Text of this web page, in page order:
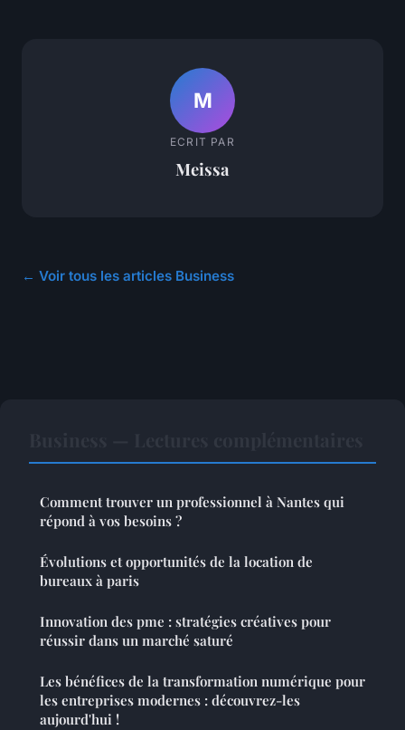
M
ECRIT PAR
Meissa
← Voir tous les articles Business
Comment trouver un professionnel à Nantes qui
répond à vos besoins ?
Évolutions et opportunités de la location de
bureaux à paris
Innovation des pme : stratégies créatives pour
réussir dans un marché saturé
Les bénéfices de la transformation numérique pour
les entreprises modernes : découvrez-les
aujourd'hui !